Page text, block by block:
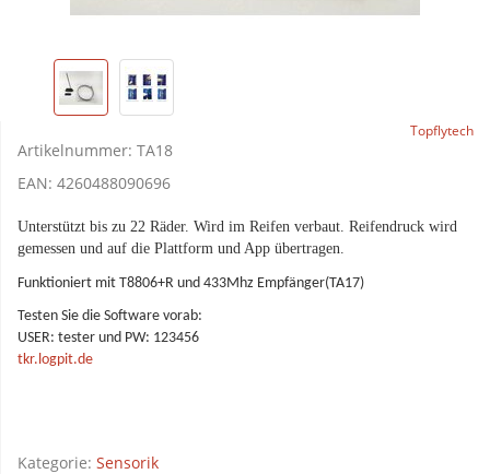
Topflytech
Artikelnummer: TA18
EAN: 4260488090696
Unterstützt bis zu 22 Räder. Wird im Reifen verbaut. Reifendruck wird
gemessen und auf die Plattform und App übertragen.
Funktioniert mit T8806+R und 433Mhz Empfänger(TA17)
Testen Sie die Software vorab:
USER: tester und PW: 123456
tkr.logpit.de
Kategorie: Sensorik